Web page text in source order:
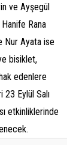
ve Ayşegül
Rana
Nur Ayata ise
bisiklet,
edenlere
Eylül Salı
etkinliklerinde